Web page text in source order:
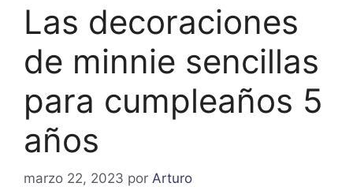
Las decoraciones
de minnie sencillas
para cumpleaños 5
años
marzo 22, 2023 por Arturo